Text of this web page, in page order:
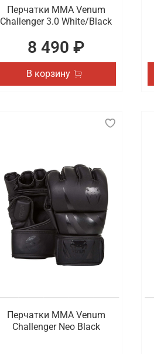
Перчатки ММА Venum
Challenger 3.0 White/Black
8 490 ₽
В корзину
Перчатки ММА Venum
Challenger Neo Black